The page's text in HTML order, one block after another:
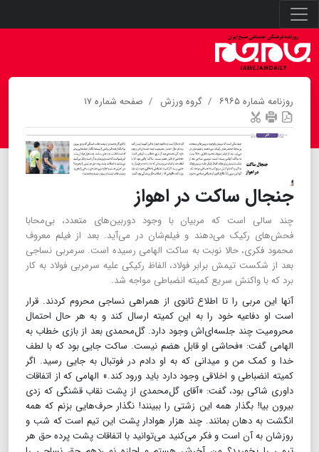
روزنامه شماره ۶۹۶۵ گروه ورزش صفحه شماره ۱۷
جنجال ساکت در اهواز
چند سالی است که مربیان با وجود دوربین‌های متعدد، بی‌محابا
فحش‌های رکیک می‌دهند و فیلم‌شان در می‌آید. بعد از فیلم معروف
محمود فکری، حالا نوبت به ساکت الهامی رسیده است. سرمربی نساجی
بعد از شکست تیمش برابر فولاد، الفاظ رکیکی علیه سرمربی فولاد به کار
برد که با واکنش سریع کمیته انضباطی مواجه شد.
آنها این مربی را تا اطلاع ثانوی از همراهی نساجی محروم کردند. قرار
است او دفاعیه خود را به این کمیته ارسال کند و به هر حال احتمال
محرومیت چند جلسه‌ای‌اش وجود دارد. گل‌محمدی بعد از بازی خطاب به
الهامی گفت: «فحاشی او قابل هضم نیست. ساکت جایی بود که با لطف
خدا و کمک من و میدانی که به او دادم در فوتبال به جایی رسید. اگر
کمیته انضباطی و اخلاقی وجود دارد باید ورود کند.» الهامی که از اتفاقات
داوری شاکی بود، گفت: «آقای گل‌محمدی از پشت نقاب قشنگی که زدی
بیرون بیا! بگذار همه این زشتی را ببینند! نگذار حرف‌هایی بزنم که همه
انگشت به دهان بمانند. چند هزار هوادار پشت این تیم است که شب و
روزشان به آن است و فکر می‌کنید می‌توانید با اتفاقات پشت پرده حق هر